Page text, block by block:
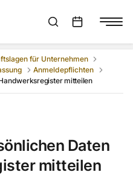
Wetter in GeraSuchleiste anzeigen
für Unternehmen
Anmeldepflichten
mitteilen
Daten
mitteilen